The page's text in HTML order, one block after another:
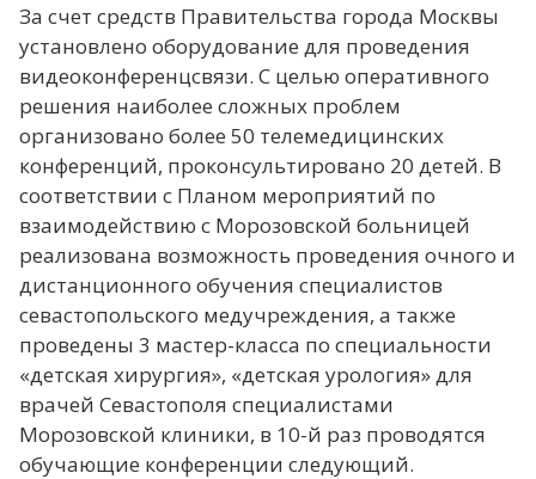
За счет средств Правительства города Москвы
установлено оборудование для проведения
видеоконференцсвязи. С целью оперативного
решения наиболее сложных проблем
организовано более 50 телемедицинских
конференций, проконсультировано 20 детей. В
соответствии с Планом мероприятий по
взаимодействию с Морозовской больницей
реализована возможность проведения очного и
дистанционного обучения специалистов
севастопольского медучреждения, а также
проведены 3 мастер-класса по специальности
«детская хирургия», «детская урология» для
врачей Севастополя специалистами
Морозовской клиники, в 10-й раз проводятся
обучающие конференции следующий.